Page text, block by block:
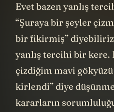
Evet bazen yanlış
“Şuraya bir şeyler
bir fikirmiş” diyebiliriz.
yanlış tercihi bir kere.
çizdiğim mavi
kirlendi” diye
kararların